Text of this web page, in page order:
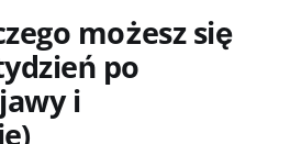
możesz się
po
i